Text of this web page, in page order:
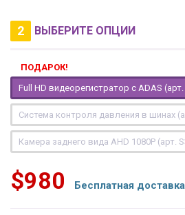
2 ВЫБЕРИТЕ ОПЦИИ
ПОДАРОК!
Full HD видеорегистратор с ADAS (арт.
Система контроля давления в шинах
Камера заднего вида AHD 1080P (арт.
$980 Бесплатная